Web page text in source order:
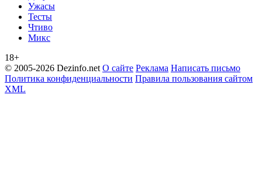
Ужасы
Тесты
Чтиво
Микс
18+
© 2005-2026 Dezinfo.net О сайте Реклама Написать письмо
Политика конфиденциальности Правила пользования сайтом
XML